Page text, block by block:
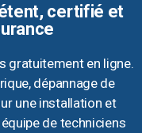
certifié et
gratuitement en ligne.
dépannage de
une installation et
de techniciens